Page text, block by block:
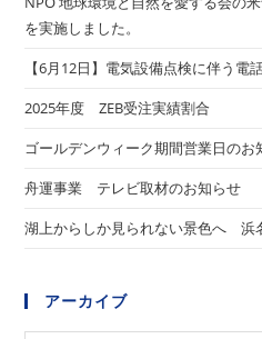
を実施しました。
【6月12日】電気設備点検に伴う電
2025年度 ZEB受注実績割合
ゴールデンウィーク期間営業日のお
舟運事業 テレビ取材のお知らせ
湖上からしか見られない景色へ 浜
アーカイブ